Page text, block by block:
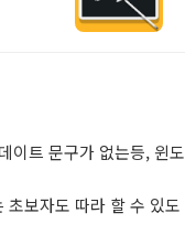
이트 문구가 없는등, 윈도
초보자도 따라 할 수 있도